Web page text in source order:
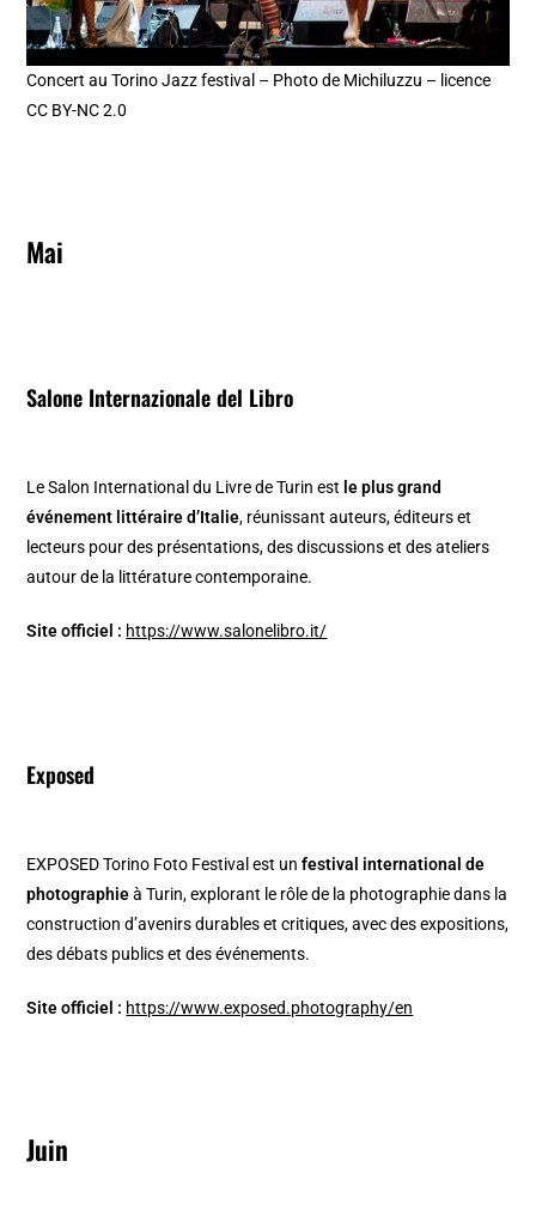
Concert au Torino Jazz festival – Photo de Michiluzzu – licence
CC BY-NC 2.0
Mai
Salone Internazionale del Libro
Le Salon International du Livre de Turin est le plus grand
événement littéraire d’Italie, réunissant auteurs, éditeurs et
lecteurs pour des présentations, des discussions et des ateliers
autour de la littérature contemporaine.
Site officiel : https://www.salonelibro.it/
Exposed
EXPOSED Torino Foto Festival est unfestival international de
photographieà Turin, explorant le rôle de la photographie dans la
construction d’avenirs durables et critiques, avec des expositions,
des débats publics et des événements.
Site officiel : https://www.exposed.photography/en
Juin